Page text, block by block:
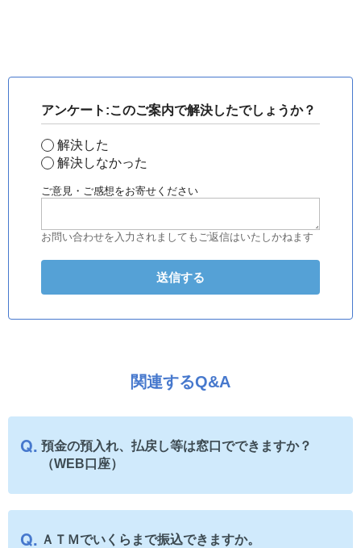
アンケート:このご案内で解決したでしょうか？
解決した
解決しなかった
ご意見・ご感想をお寄せください
お問い合わせを入力されましてもご返信はいたしかねます
関連するQ&A
預金の預入れ、払戻し等は窓口でできますか？
（WEB口座）
ＡＴＭでいくらまで振込できますか。